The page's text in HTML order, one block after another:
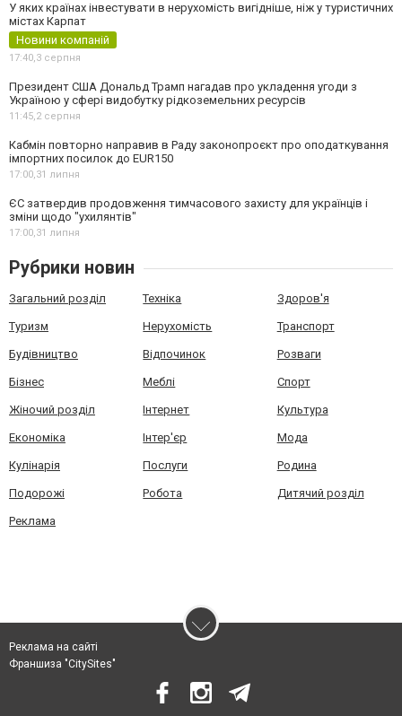
У яких країнах інвестувати в нерухомість вигідніше, ніж у туристичних
містах Карпат
Новини компаній
17:40,3 серпня
Президент США Дональд Трамп нагадав про укладення угоди з
Україною у сфері видобутку рідкоземельних ресурсів
11:45,2 серпня
Кабмін повторно направив в Раду законопроєкт про оподаткування
імпортних посилок до EUR150
17:00,31 липня
ЄС затвердив продовження тимчасового захисту для українців і
зміни щодо "ухилянтів"
17:00,31 липня
Рубрики новин
Загальний розділ Техніка Здоров'я
Туризм Нерухомість Транспорт
Будівництво Відпочинок Розваги
Бізнес Меблі Спорт
Жіночий розділ Інтернет Культура
Економіка Інтер'єр Мода
Кулінарія Послуги Родина
Подорожі Робота Дитячий розділ
Реклама
Реклама на сайті
Франшиза "CitySites"